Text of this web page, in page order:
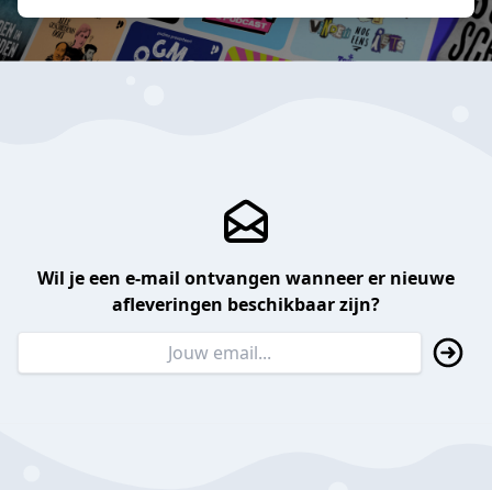
Wil je een e-mail ontvangen wanneer er nieuwe
afleveringen beschikbaar zijn?